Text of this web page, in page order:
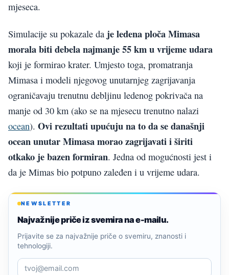
mjeseca.
Simulacije su pokazale da je ledena ploča Mimasa
morala biti debela najmanje 55 km u vrijeme udara
koji je formirao krater. Umjesto toga, promatranja
Mimasa i modeli njegovog unutarnjeg zagrijavanja
ograničavaju trenutnu debljinu ledenog pokrivača na
manje od 30 km (ako se na mjesecu trenutno nalazi
ocean). Ovi rezultati upućuju na to da se današnji
ocean unutar Mimasa morao zagrijavati i širiti
otkako je bazen formiran. Jedna od mogućnosti jest i
da je Mimas bio potpuno zaleđen i u vrijeme udara.
NEWSLETTER
Najvažnije priče iz svemira na e-mailu.
Prijavite se za najvažnije priče o svemiru, znanosti i
tehnologiji.